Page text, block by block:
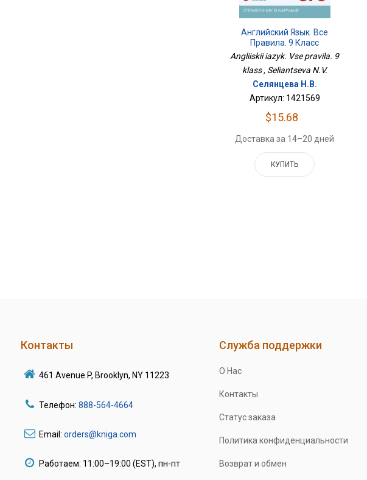
Английский Язык. Все
Правила. 9 Класс
Angliiskii iazyk. Vse pravila. 9
klass , Seliantseva N.V.
Селянцева Н.В.
Артикул: 1421569
$15.68
Доставка за 14–20 дней
КУПИТЬ
Контакты
461 Avenue P, Brooklyn, NY 11223
Телефон: 888-564-4664
Email: orders@kniga.com
Работаем: 11:00–19:00 (EST), пн-пт
Служба поддержки
О Нас
Контакты
Статус заказа
Политика конфиденциальности
Возврат и обмен